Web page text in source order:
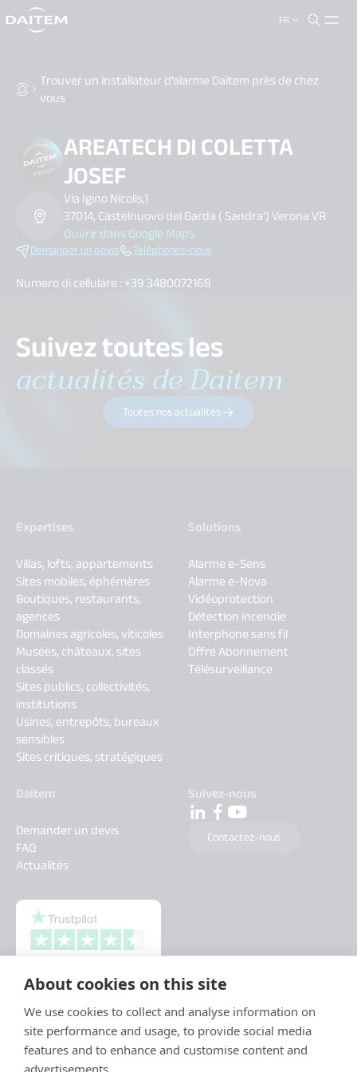
About cookies on this site
We use cookies to collect and analyse information on
site performance and usage, to provide social media
features and to enhance and customise content and
advertisements.
FR
search.label
Trouver un installateur d’alarme Daitem près de chez
vous
AREATECH DI COLETTA
JOSEF
Via Igino Nicolis,1
37014, Castelnuovo del Garda ( Sandra') Verona VR
Ouvrir dans Google Maps
Demander un devis Téléphonez-nous
Numero di cellulare : +393480072168
Suivez toutes les
actualités de Daitem
Toutes nos actualités
Expertises
Villas, lofts, appartements
Sites mobiles, éphémères
Boutiques, restaurants,
agences
Domaines agricoles, viticoles
Musées, châteaux, sites
classés
Sites publics, collectivités,
institutions
Usines, entrepôts, bureaux
sensibles
Sites critiques, stratégiques
Solutions
Alarme e-Sens
Alarme e-Nova
Vidéoprotection
Détection incendie
Interphone sans fil
Offre Abonnement
Télésurveillance
Daitem
Demander un devis
FAQ
Actualités
Suivez-nous
Contactez-nous